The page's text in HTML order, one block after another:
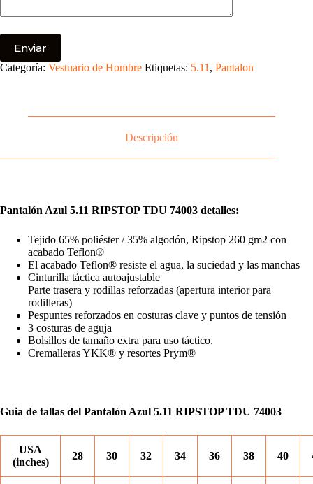
Categoría: Vestuario de Hombre Etiquetas: 5.11, Pantalon
Descripción
Pantalón Azul 5.11 RIPSTOP TDU 74003 detalles:
Tejido 65% poliéster / 35% algodón, Ripstop 260 gm2 con
acabado Teflon®
El acabado Teflon® resiste el agua, la suciedad y las manchas
Cinturilla táctica autoajustable
Parte trasera y rodillas reforzadas (apertura interior para
rodilleras)
Pespuntes reforzados en costuras clave y puntos de tensión
3 costuras de aguja
Bolsillos de tamaño extra para uso táctico.
Cremalleras YKK® y resortes Prym®
Guia de tallas del Pantalón Azul 5.11 RIPSTOP TDU 74003
USA
(inches)
28 30 32 34 36 38 40